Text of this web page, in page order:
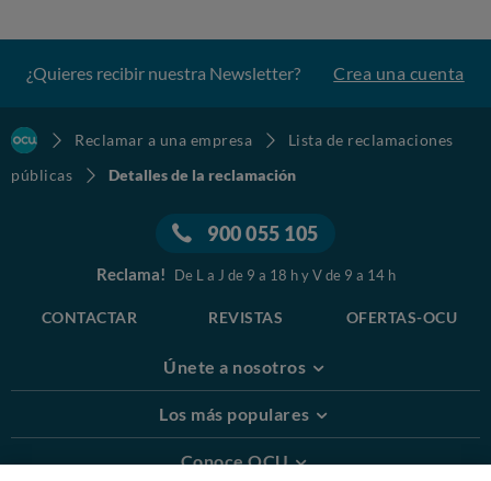
¿Quieres recibir nuestra Newsletter? Crea una cuenta
Reclamar a una empresa
Lista de reclamaciones
públicas
Detalles de la reclamación
900 055 105
Reclama! De L a J de 9 a 18 h y V de 9 a 14 h
CONTACTAR REVISTAS OFERTAS-OCU
Únete a nosotros
Los más populares
Conoce OCU